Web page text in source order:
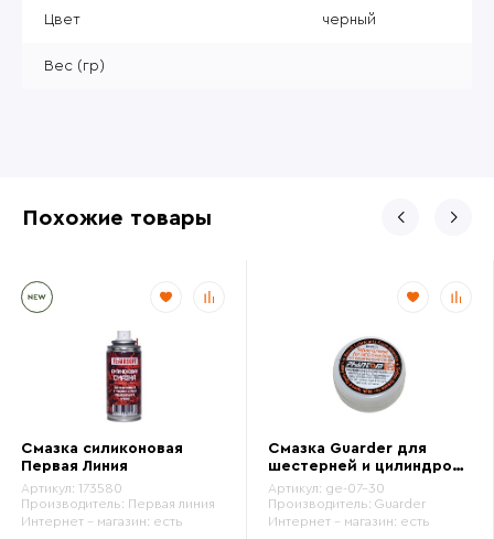
Цвет черный
Вес (гр)
Похожие товары
Смазка силиконовая
Первая Линия
Артикул: 173580
Производитель: Первая линия
Интернет - магазин: есть
Смазка Guarder для
шестерней и цилиндров
(ge-07-30)
Артикул: ge-07-30
Производитель: Guarder
Интернет - магазин: есть